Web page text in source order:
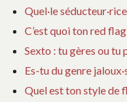
Quel·le
C’est quoi ton red
Sexto : tu gères ou tu
Es-tu du genre
Quel est ton style de